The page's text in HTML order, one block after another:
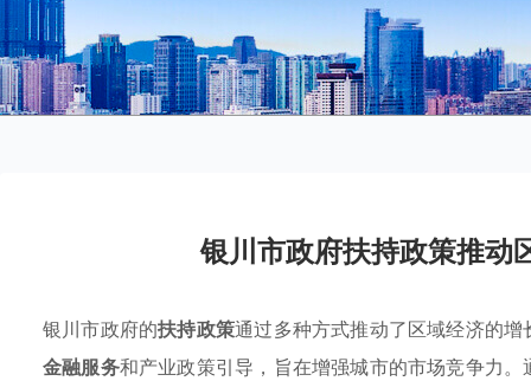
银川市政府扶持政策推动
银川市政府的扶持政策通过多种方式推动了区域经济的
金融服务和产业政策引导，旨在增强城市的市场竞争力